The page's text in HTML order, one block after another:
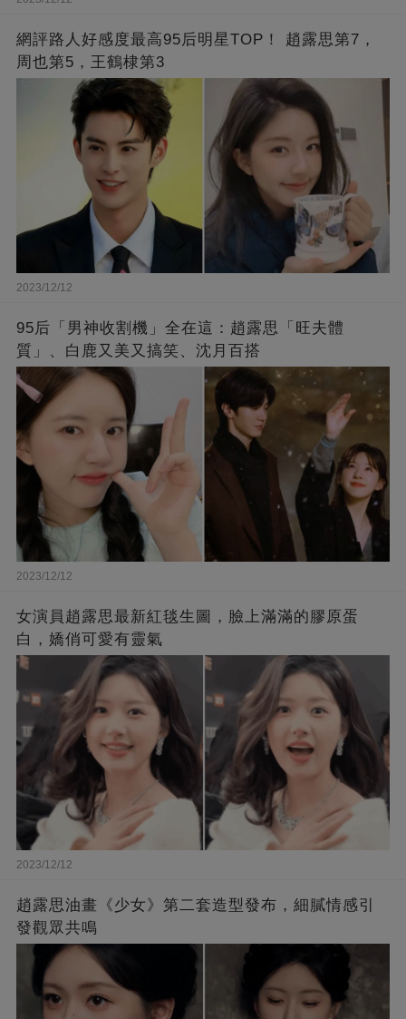
網評路人好感度最高95后明星TOP！ 趙露思第7，
周也第5，王鶴棣第3
2023/12/12
95后「男神收割機」全在這：趙露思「旺夫體
質」、白鹿又美又搞笑、沈月百搭
2023/12/12
女演員趙露思最新紅毯生圖，臉上滿滿的膠原蛋
白，嬌俏可愛有靈氣
2023/12/12
趙露思油畫《少女》第二套造型發布，細膩情感引
發觀眾共鳴